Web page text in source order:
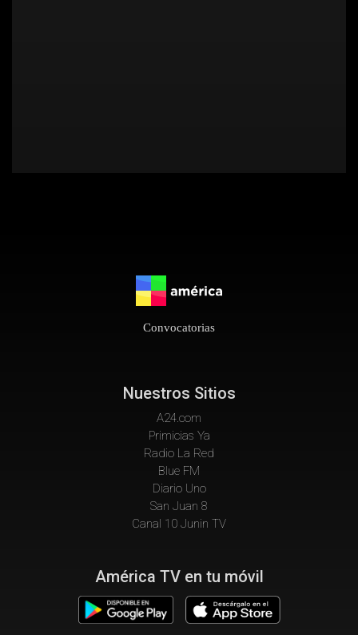
Convocatorias
Nuestros Sitios
A24.com
Primicias Ya
Radio La Red
Blue FM
Diario Uno
San Juan 8
Canal 10 Junin TV
América TV en tu móvil